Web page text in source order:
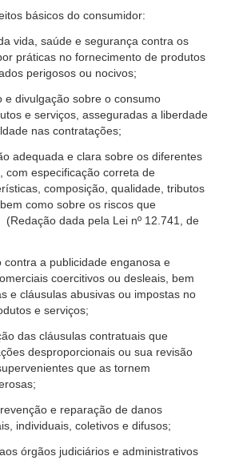
básicos do consumidor:
vida, saúde e segurança contra os
práticas no fornecimento de produtos
perigosos ou nocivos;
e divulgação sobre o consumo
e serviços, asseguradas a liberdade
nas contratações;
adequada e clara sobre os diferentes
com especificação correta de
composição, qualidade, tributos
como sobre os riscos que
dada pela Lei nº 12.741, de
contra a publicidade enganosa e
coercitivos ou desleais, bem
e cláusulas abusivas ou impostas no
e serviços;
das cláusulas contratuais que
desproporcionais ou sua revisão
que as tornem
e reparação de danos
individuais, coletivos e difusos;
órgãos judiciários e administrativos